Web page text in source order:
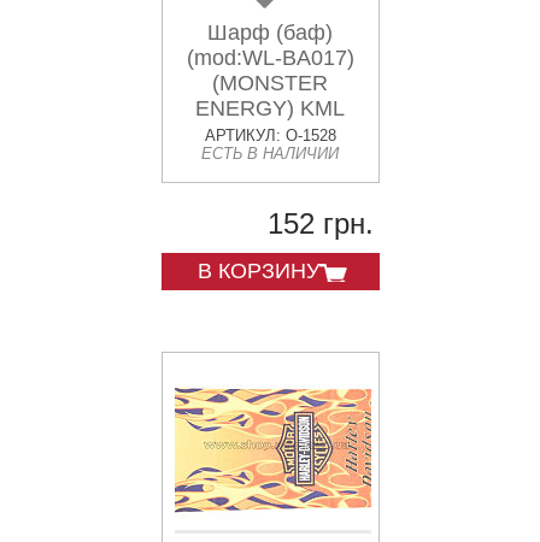
Шарф (баф)
(mod:WL-BA017)
(MONSTER
ENERGY) KML
АРТИКУЛ: O-1528
ЕСТЬ В НАЛИЧИИ
152 грн.
В КОРЗИНУ